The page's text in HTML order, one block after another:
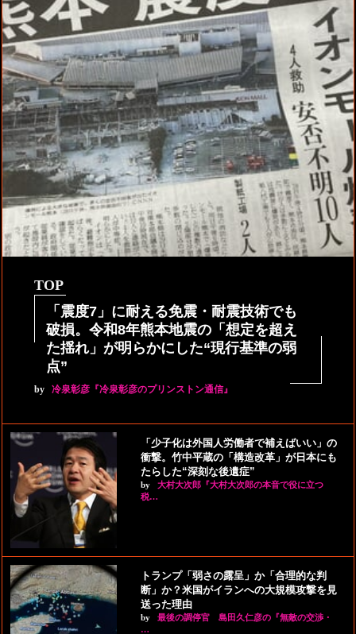
TOP
「震度7」に耐える免震・耐震技術でも
破損。令和8年熊本地震の「想定を超え
た揺れ」が明らかにした“現行基準の弱
点”
by 冷泉彰彦『冷泉彰彦のプリンストン通信』
「少子化は外国人労働者で補えばいい」の
衝撃。竹中平蔵の「構造改革」が日本にも
たらした“深刻な後遺症”
by
大村大次郎『大村大次郎の本音で役に立つ
税…
トランプ「弱さの露呈」か「合理的な判
断」か？米国がイランへの大規模攻撃を見
送った理由
by
最後の調停官 島田久仁彦の『無敵の交渉・
…